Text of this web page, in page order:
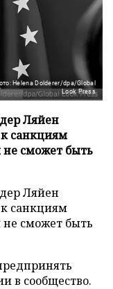
Helena Dolderer/dpa/Global
Look Press
Ляйен
санкциям
не сможет быть
Ляйен
санкциям
не сможет быть
в сообщество.